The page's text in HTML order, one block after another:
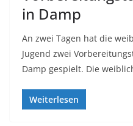
in Damp
An zwei Tagen hat die
Jugend zwei
Damp gespielt. Die
Weiterlesen